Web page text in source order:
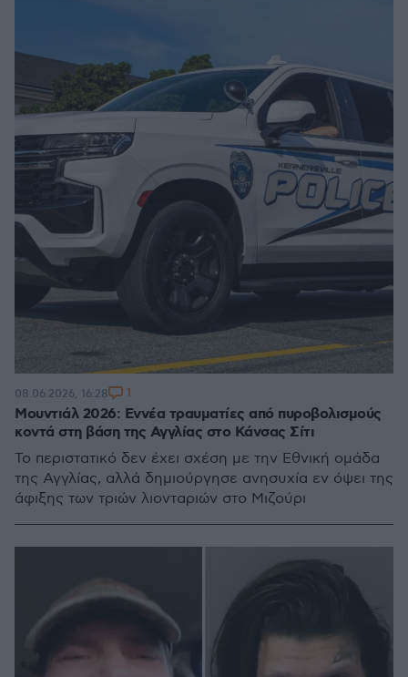
Μουντιάλ 2026: Εννέα τραυματίες από πυροβολισμούς
κοντά στη βάση της Αγγλίας στο Κάνσας Σίτι
Το περιστατικό δεν έχει σχέση με την Εθνική ομάδα
της Αγγλίας, αλλά δημιούργησε ανησυχία εν όψει της
άφιξης των τριών λιονταριών στο Μιζούρι
08.06.2026, 16:28 1